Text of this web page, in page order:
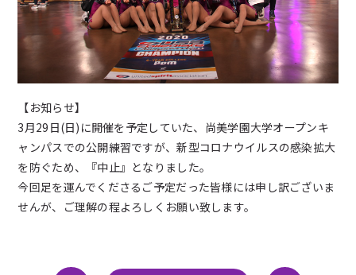
【お知らせ】
3月29日(日)に開催を予定していた、尚美学園大学オープンキ
ャンパスでの公開練習ですが、新型コロナウイルスの感染拡大
を防ぐため、『中止』となりました。
今回足を運んでくださるご予定だった皆様には申し訳ございま
せんが、ご理解の程よろしくお願い致します。